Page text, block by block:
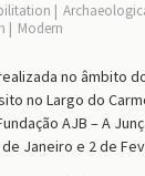
Modern
no âmbito
no Largo do
AJB – A
Janeiro e 2 de